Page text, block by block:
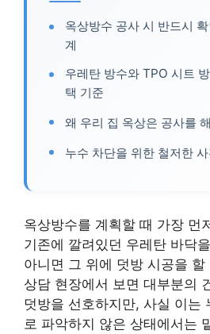
옥상방수 공사 시 반드시
계
우레탄 방수와 TPO 시트
택 기준
왜 우리 집 옥상은 공사를
누수 차단을 위한 철저한
옥상방수를 계획할 때 가장 먼
기존에 깔려있던 우레탄 바닥
아니면 그 위에 덧방 시공을
상담 현장에서 보면 대부분의
덧방을 선호하지만, 사실 이는
로 파악하지 않은 상태에서는